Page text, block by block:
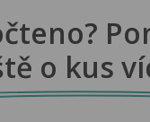
o kus